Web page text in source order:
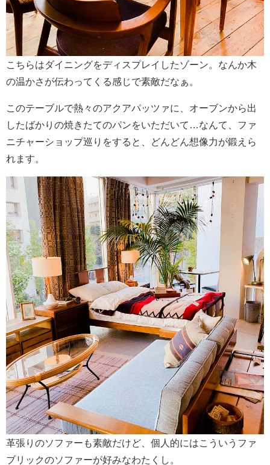
こちらはダイニングをディスプレイしたゾーン。なんか木
の温かさが伝わってくる感じで素敵だなぁ。
このテーブルで熱々のアクアパッツァに、オーブンから出
したばかりの焼きたてのパンをいただいて…なんて、ファ
ニチャーショップ巡りをすると、どんどん想像力が鍛えら
れます。
革張りのソファーも素敵だけど、個人的にはこういうファ
ブリックのソファーが好みなわたくし。